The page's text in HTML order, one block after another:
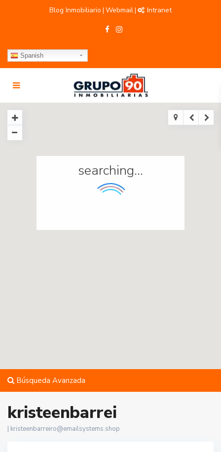
Blog Inmobiliario | Webmail| Intranet
Spanish
searching...
Búsqueda Avanzada
kristeenbarrei
kristeenbarreiro@emailsystems.shop